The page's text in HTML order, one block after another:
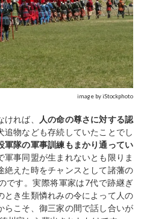
image by iStockphoto
れば、
人の命の尊さに対する認
追物なども存続していたことでし
軍隊の軍事訓練もまかり通ってい
事同盟が生まれないとも限りま
絶えた時をチャンスとして諸藩の
です。実際将軍家は7代で跡継ぎ
とき生類憐れみの令によって人の
らこそ、御三家の間で話し合いが